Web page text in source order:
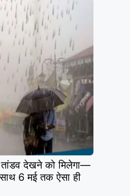
देखने को मिलेगा—
6 मई तक ऐसा ही